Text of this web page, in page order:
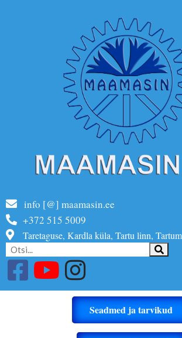
info [@] maamasin.ee
+372 515 5009
Taretaguse, Kardla küla, Tartu linn,
Seadmed ja tarvikud